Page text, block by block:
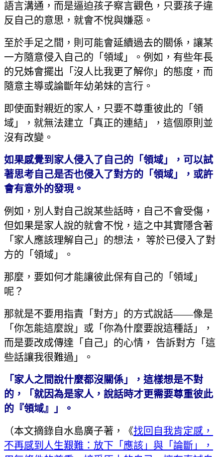
語言溝通，而是逼迫孩子察言觀色，只要孩子違
反自己的意思，就會不悅與嫌惡。
至於手足之間，則可能會延續過去的關係，讓某
一方隨意侵入自己的「領域」。例如，有些年長
的兄姊會擺出「沒人比我更了解你」的態度，而
隨意主導或論斷年幼弟妹的言行。
即使面對親近的家人，只要不尊重彼此的「領
域」，就無法建立「真正的連結」，這個原則並
沒有改變。
如果感覺到家人侵入了自己的「領域」，可以試
著思考自己是否也侵入了對方的「領域」，或許
會有意外的發現。
例如，別人對自己說某些話時，自己不會受傷，
但如果是家人說的就會不悅，這之中其實隱含著
「家人應該理解自己」的想法， 等於已侵入了對
方的「領域」。
那麼，要如何才能讓彼此保有自己的「領域」
呢？
那就是不要用指責「對方」的方式說話——像是
「你怎能這麼說」或「你為什麼要說這種話」，
而是要改成傳達「自己」的心情， 告訴對方「這
些話讓我很難過」。
「家人之間說什麼都沒關係」，這樣想是不對
的，「就因為是家人，說話時才更需要尊重彼此
的『領域』」。
（本文摘錄自水島廣子著，《找回自我肯定感，
不再感到人生艱難：放下「應該」與「論斷」，